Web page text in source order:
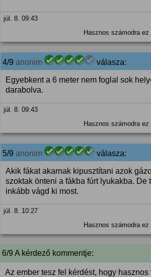
júl. 8. 09:43
Hasznos számodra
4/9 anonim válasza:
Egyebkent a 6 meter nem foglal sok
darabolva.
júl. 8. 09:43
Hasznos számodra
5/9 anonim válasza:
Akik fákat akarnak kipusztítani azok
szoktak önteni a fákba fúrt lyukakba. De
inkább vágd ki most.
júl. 8. 10:27
Hasznos számodra
6/9 A kérdező kommentje:
Az ember tesz fel kérdést, hogy